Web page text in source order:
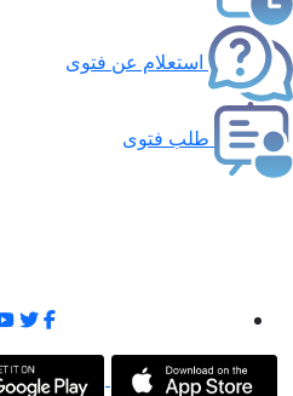
استعلام عن فتوى
طلب فتوى